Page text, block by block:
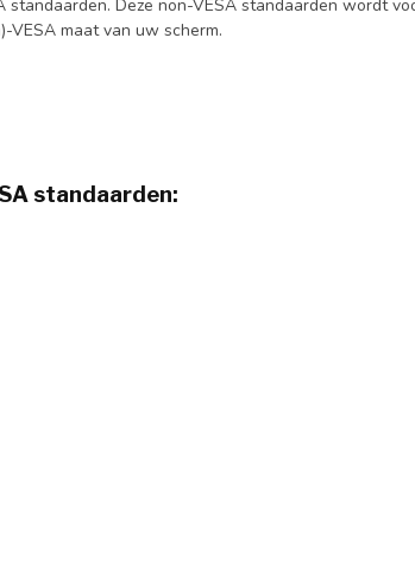
Deze non-VESA standaarden wordt
VESA maat van uw scherm.
standaarden: